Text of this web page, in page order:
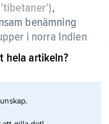
,
benämning
i norra Indien
i Sikkim), Nepal
de med 500
mellan 800-talet och
hela artikeln?